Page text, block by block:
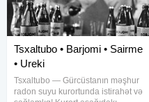
Tsxaltubo • Barjomi • Sairme
• Ureki
Tsxaltubo — Gürcüstanın məşhur
radon suyu kurortunda istirahət və